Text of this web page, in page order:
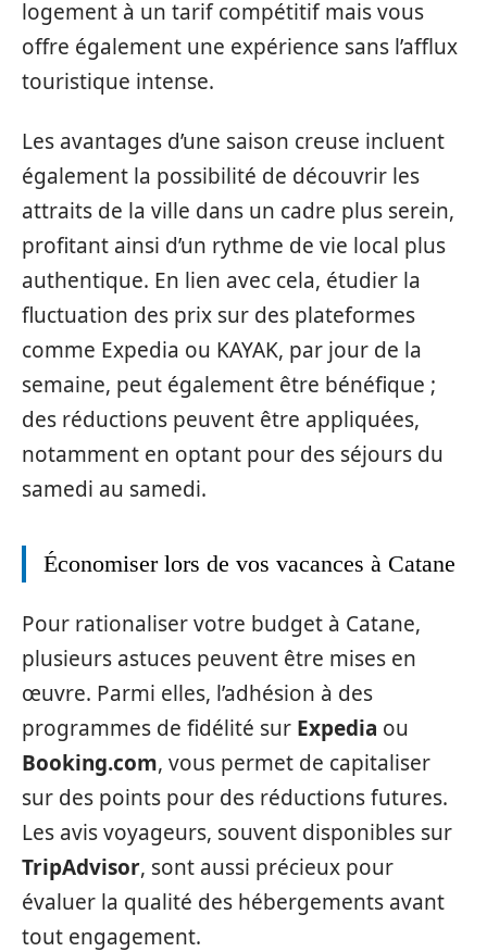
logement à un tarif compétitif mais vous
offre également une expérience sans l’afflux
touristique intense.
Les avantages d’une saison creuse incluent
également la possibilité de découvrir les
attraits de la ville dans un cadre plus serein,
profitant ainsi d’un rythme de vie local plus
authentique. En lien avec cela, étudier la
fluctuation des prix sur des plateformes
comme Expedia ou KAYAK, par jour de la
semaine, peut également être bénéfique ;
des réductions peuvent être appliquées,
notamment en optant pour des séjours du
samedi au samedi.
Économiser lors de vos vacances à Catane
Pour rationaliser votre budget à Catane,
plusieurs astuces peuvent être mises en
œuvre. Parmi elles, l’adhésion à des
programmes de fidélité sur Expedia ou
Booking.com, vous permet de capitaliser
sur des points pour des réductions futures.
Les avis voyageurs, souvent disponibles sur
TripAdvisor, sont aussi précieux pour
évaluer la qualité des hébergements avant
tout engagement.